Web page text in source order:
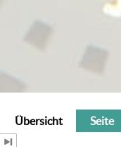
Übersicht Seite